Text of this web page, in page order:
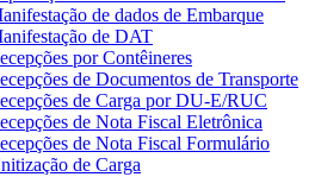
de dados de Embarque
de DAT
por Contêineres
de Documentos de Transporte
de Carga por DU-E/RUC
de Nota Fiscal Eletrônica
de Nota Fiscal Formulário
de Carga